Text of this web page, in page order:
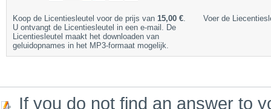
Koop de Licentiesleutel voor de prijs van 15,00 €.
U ontvangt de Licentiesleutel in een e-mail. De
Licentiesleutel maakt het downloaden van
geluidopnames in het MP3-formaat mogelijk.
Voer de
If you do not find an answer to